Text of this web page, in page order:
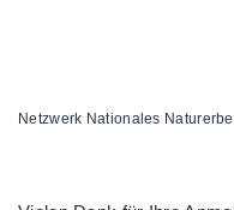
Netzwerk Nationales Naturerbe